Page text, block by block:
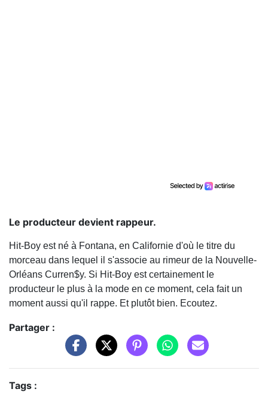
Le producteur devient rappeur.
Hit-Boy est né à Fontana, en Californie d'où le titre du
morceau dans lequel il s'associe au rimeur de la Nouvelle-
Orléans Curren$y. Si Hit-Boy est certainement le
producteur le plus à la mode en ce moment, cela fait un
moment aussi qu'il rappe. Et plutôt bien. Ecoutez.
Partager :
Tags :